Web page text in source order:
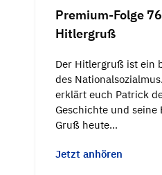
Premium-Folge
Hitlergruß
Der Hitlergruß ist ein
des
erklärt euch Patrick
Geschichte und
Gruß heute…
Jetzt anhören